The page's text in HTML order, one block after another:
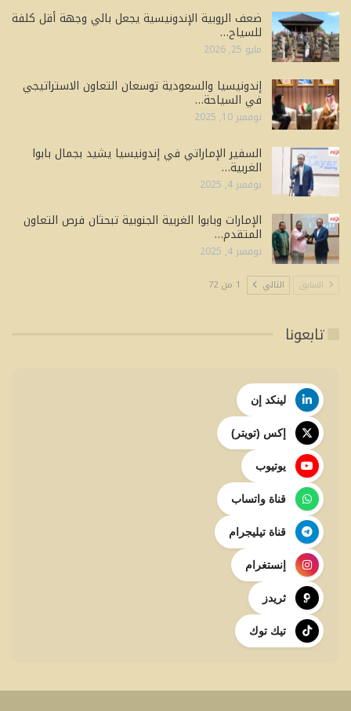
ضعف الروبية الإندونيسية يجعل بالي وجهة أقل كلفة
للسياح…
مايو 25, 2026
إندونيسيا والسعودية توسعان التعاون الاستراتيجي
في السياحة…
نوفمبر 10, 2025
السفير الإماراتي في إندونيسيا يشيد بجمال بابوا
الغربية…
نوفمبر 4, 2025
الإمارات وبابوا الغربية الجنوبية تبحثان فرص التعاون
المتقدم…
نوفمبر 4, 2025
السابق التالي 1 من 72
تابعونا
لينكد إن
إكس (تويتر)
يوتيوب
قناة واتساب
قناة تيليجرام
إنستغرام
ثريدز
تيك توك